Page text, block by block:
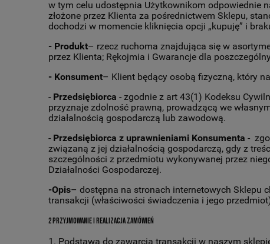
w tym celu udostępnia Użytkownikom odpowiednie
złożone przez Klienta za pośrednictwem Sklepu,
dochodzi w momencie kliknięcia opcji „kupuję” i
- Produkt– rzecz ruchoma znajdująca się w
przez Klienta; Rękojmia i Gwarancje dla
- Konsument– Klient będący osobą fizyczną, który
- Przedsiębiorca - zgodnie z art 43(1) Kodeksu
przyznaje zdolność prawną, prowadzącą we
działalnością gospodarczą lub zawodową.
- Przedsiębiorca z uprawnieniami Konsumenta -
związaną z jej działalnością gospodarczą, gdy z
szczególności z przedmiotu wykonywanej przez
Działalności Gospodarczej.
-Opis– dostępna na stronach internetowych Sklepu
transakcji (właściwości świadczenia i jego
2 Przyjmowanie i realizacja zamówień
1. Podstawą do zawarcia transakcji w naszym